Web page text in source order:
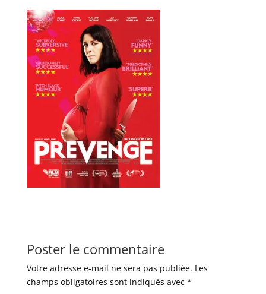
Poster le commentaire
Votre adresse e-mail ne sera pas publiée. Les
champs obligatoires sont indiqués avec *